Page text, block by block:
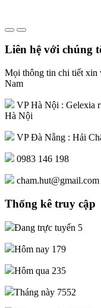
Liên hệ với chúng
Mọi thông tin chi tiết xin
Nam
VP Hà Nội : Gelexia
Hà Nội
VP Đà Nẵng : Hải
0983 146 198
cham.hut@gmail.com
Thống kê truy cập
Đang trực tuyến 5
Hôm nay 179
Hôm qua 235
Tháng này 7552